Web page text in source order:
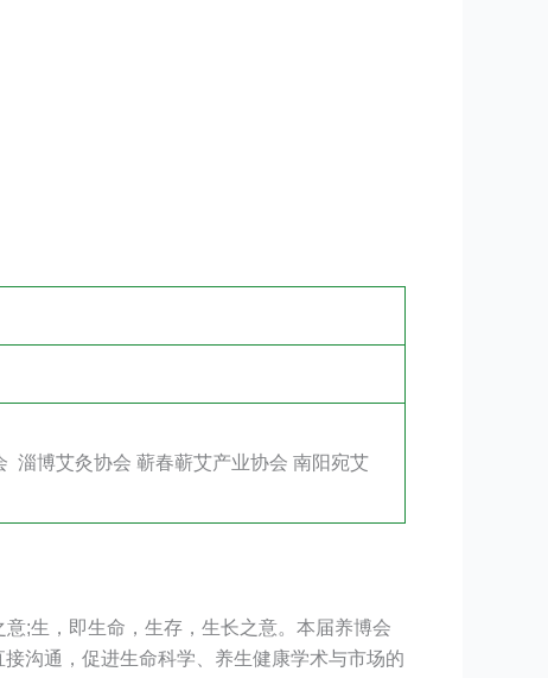
淄博艾灸协会 蕲春蕲艾产业协会 南阳宛艾
;生，即生命，生存，生长之意。本届养博会
沟通，促进生命科学、养生健康学术与市场的